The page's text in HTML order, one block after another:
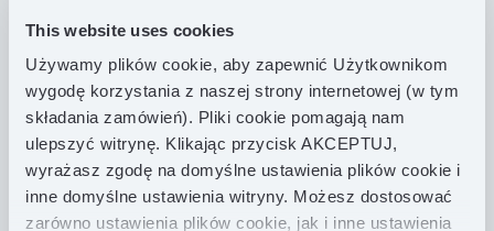
This website uses cookies
Używamy plików cookie, aby zapewnić Użytkownikom
wygodę korzystania z naszej strony internetowej (w tym
składania zamówień). Pliki cookie pomagają nam
ulepszyć witrynę. Klikając przycisk AKCEPTUJ,
wyrażasz zgodę na domyślne ustawienia plików cookie i
inne domyślne ustawienia witryny. Możesz dostosować
zarówno ustawienia plików cookie, jak i inne ustawienia
Excuistic ma jedno zadanie: jak najlepiej chronić
użytkownika w ekstremalnie trudnych warunkach
zimowych, dlatego zdecydowaliśmy się wykorzystać
tutaj wyjątkowe rozwiązania konstrukcyjne. Śpiwór
ma aż 71 komór puchowych, a ich rozmieszczenie w
dwóch warstwach minimalizuje ryzyko powstania
tzw. „zimnych punktów”. Panele boczne, biegnące